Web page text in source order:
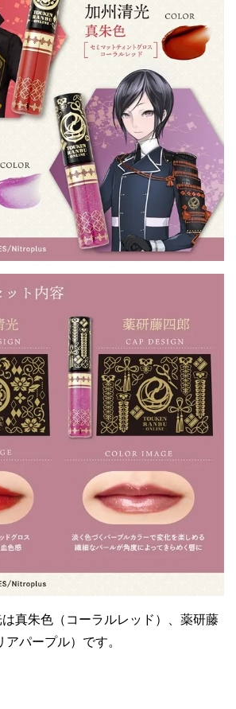
真朱色（コーラルレッド）、薬研藤
パープル）です。